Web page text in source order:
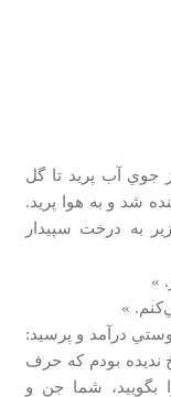
جوي آب پريد تا گل
شد و به هوا پريد.
به درخت سپيدار
»
»
درآمد و پرسيد:
بودم كه حرف
بگوييد، شما جن و